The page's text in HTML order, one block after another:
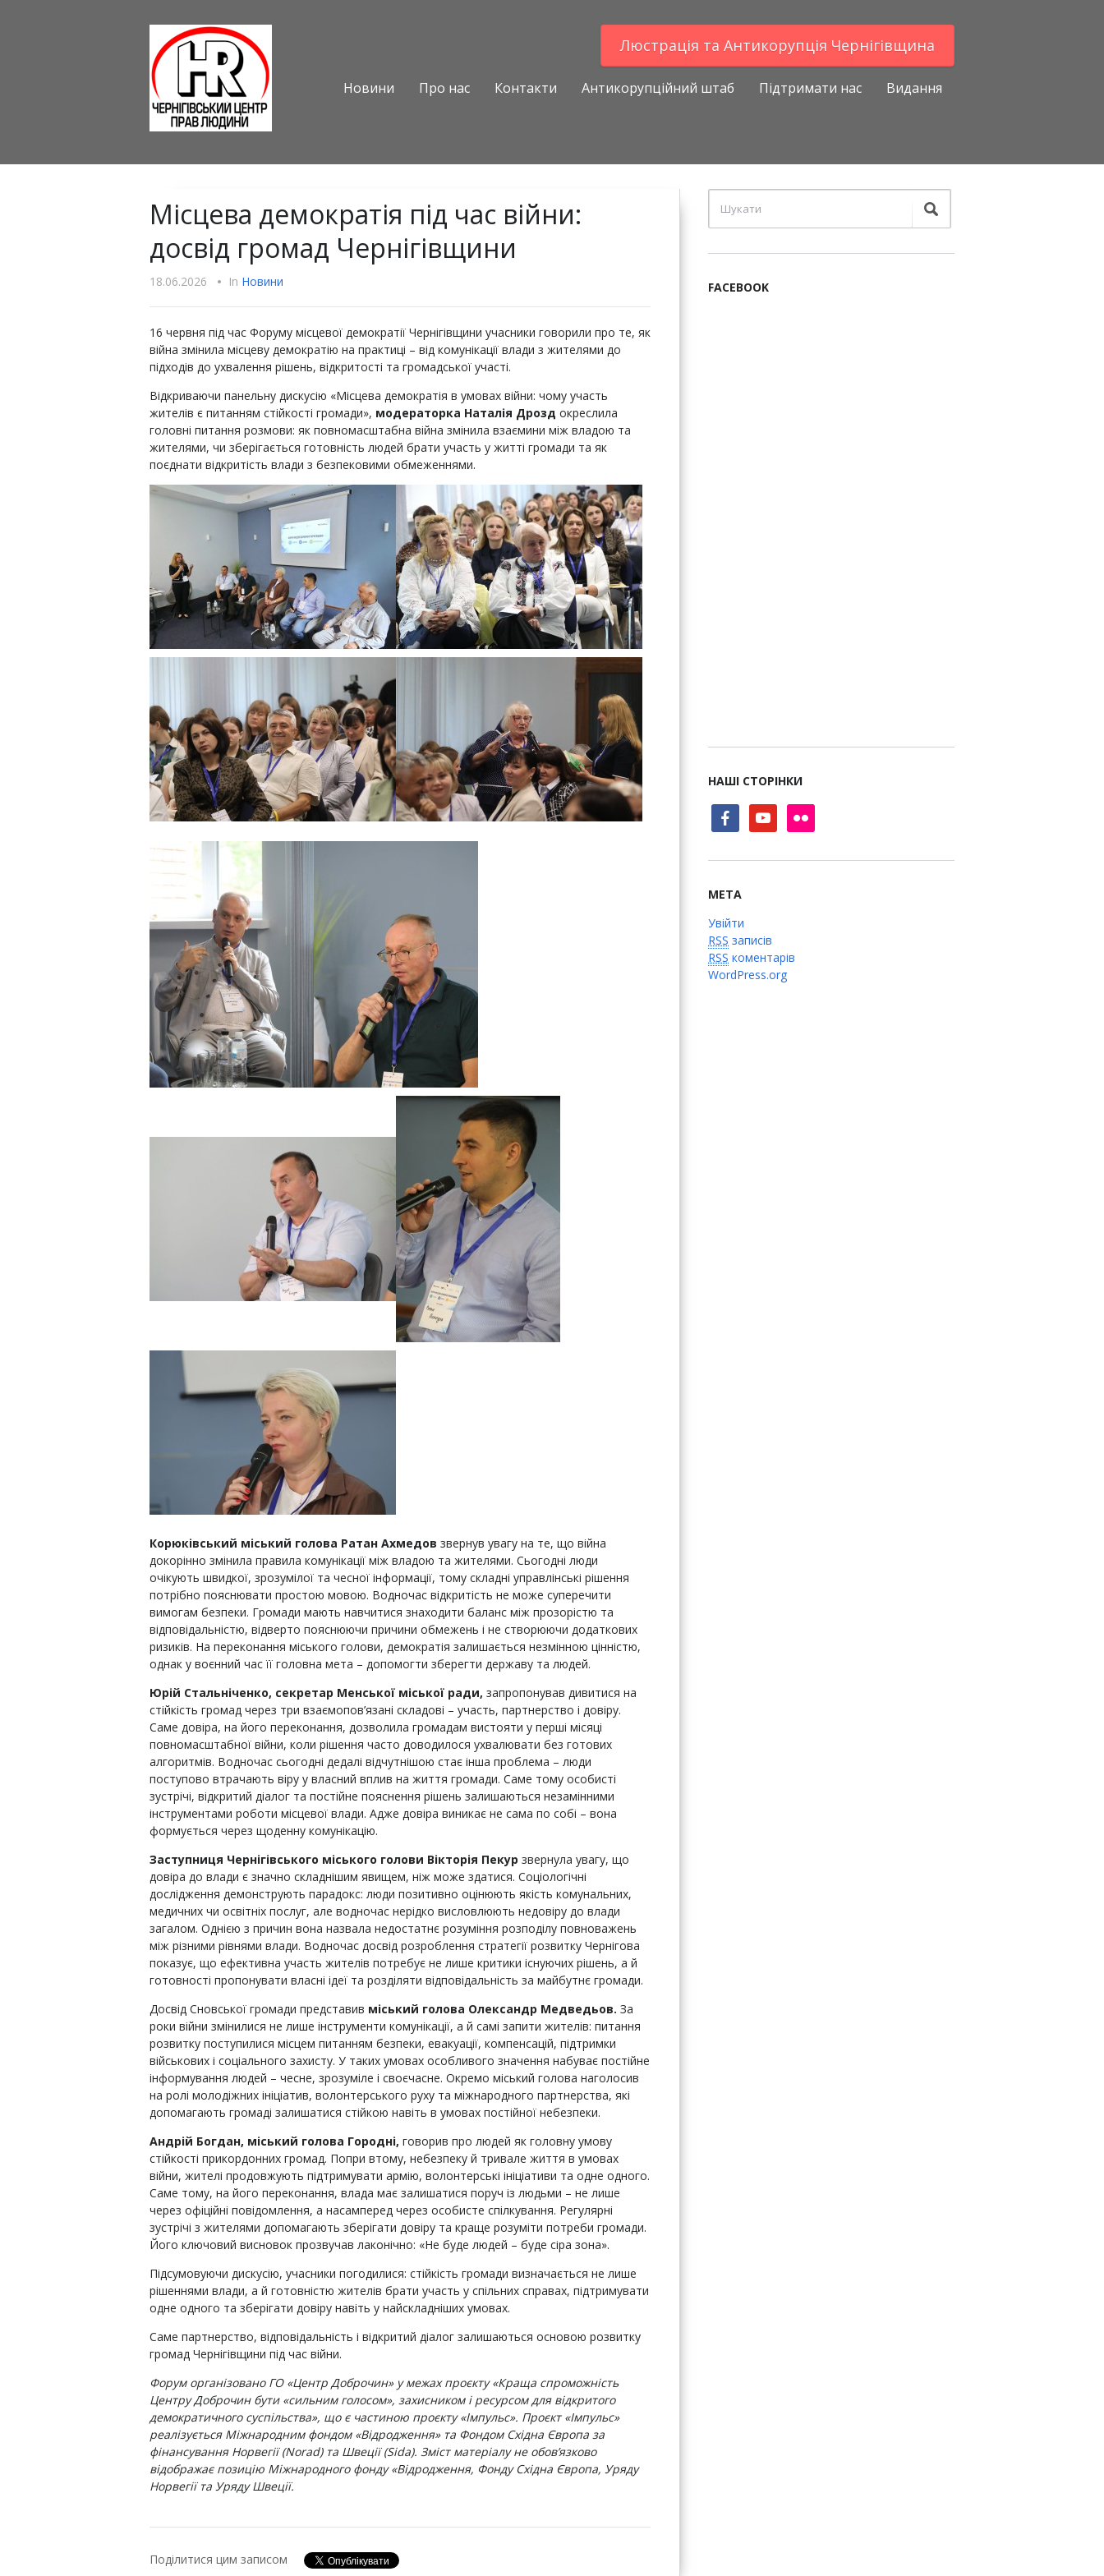
Люстрацiя та Антикорупцiя Чернігівщина
Новини Про нас Контакти Антикорупційний штаб Підтримати нас Видання
Місцева демократія під час війни:
досвід громад Чернігівщини
18.06.2026 • In Новини
16 червня під час Форуму місцевої демократії Чернігівщини учасники говорили про те, як
війна змінила місцеву демократію на практиці – від комунікації влади з жителями до
підходів до ухвалення рішень, відкритості та громадської участі.
Відкриваючи панельну дискусію «Місцева демократія в умовах війни: чому участь
жителів є питанням стійкості громади», модераторка Наталія Дрозд окреслила
головні питання розмови: як повномасштабна війна змінила взаємини між владою та
жителями, чи зберігається готовність людей брати участь у житті громади та як
поєднати відкритість влади з безпековими обмеженнями.
Корюківський міський голова Ратан Ахмедов звернув увагу на те, що війна
докорінно змінила правила комунікації між владою та жителями. Сьогодні люди
очікують швидкої, зрозумілої та чесної інформації, тому складні управлінські рішення
потрібно пояснювати простою мовою. Водночас відкритість не може суперечити
вимогам безпеки. Громади мають навчитися знаходити баланс між прозорістю та
відповідальністю, відверто пояснюючи причини обмежень і не створюючи додаткових
ризиків. На переконання міського голови, демократія залишається незмінною цінністю,
однак у воєнний час її головна мета – допомогти зберегти державу та людей.
Юрій Стальніченко, секретар Менської міської ради, запропонував дивитися на
стійкість громад через три взаємопов’язані складові – участь, партнерство і довіру.
Саме довіра, на його переконання, дозволила громадам вистояти у перші місяці
повномасштабної війни, коли рішення часто доводилося ухвалювати без готових
алгоритмів. Водночас сьогодні дедалі відчутнішою стає інша проблема – люди
поступово втрачають віру у власний вплив на життя громади. Саме тому особисті
зустрічі, відкритий діалог та постійне пояснення рішень залишаються незамінними
інструментами роботи місцевої влади. Адже довіра виникає не сама по собі – вона
формується через щоденну комунікацію.
Заступниця Чернігівського міського голови Вікторія Пекур звернула увагу, що
довіра до влади є значно складнішим явищем, ніж може здатися. Соціологічні
дослідження демонструють парадокс: люди позитивно оцінюють якість комунальних,
медичних чи освітніх послуг, але водночас нерідко висловлюють недовіру до влади
загалом. Однією з причин вона назвала недостатнє розуміння розподілу повноважень
між різними рівнями влади. Водночас досвід розроблення стратегії розвитку Чернігова
показує, що ефективна участь жителів потребує не лише критики існуючих рішень, а й
готовності пропонувати власні ідеї та розділяти відповідальність за майбутнє громади.
Досвід Сновської громади представив міський голова Олександр Медведьов. За
роки війни змінилися не лише інструменти комунікації, а й самі запити жителів: питання
розвитку поступилися місцем питанням безпеки, евакуації, компенсацій, підтримки
військових і соціального захисту. У таких умовах особливого значення набуває постійне
інформування людей – чесне, зрозуміле і своєчасне. Окремо міський голова наголосив
на ролі молодіжних ініціатив, волонтерського руху та міжнародного партнерства, які
допомагають громаді залишатися стійкою навіть в умовах постійної небезпеки.
Андрій Богдан, міський голова Городні, говорив про людей як головну умову
стійкості прикордонних громад. Попри втому, небезпеку й тривале життя в умовах
війни, жителі продовжують підтримувати армію, волонтерські ініціативи та одне одного.
Саме тому, на його переконання, влада має залишатися поруч із людьми – не лише
через офіційні повідомлення, а насамперед через особисте спілкування. Регулярні
зустрічі з жителями допомагають зберігати довіру та краще розуміти потреби громади.
Його ключовий висновок прозвучав лаконічно: «Не буде людей – буде сіра зона».
Підсумовуючи дискусію, учасники погодилися: стійкість громади визначається не лише
рішеннями влади, а й готовністю жителів брати участь у спільних справах, підтримувати
одне одного та зберігати довіру навіть у найскладніших умовах.
Саме партнерство, відповідальність і відкритий діалог залишаються основою розвитку
громад Чернігівщини під час війни.
Форум організовано ГО «Центр Доброчин» у межах проєкту «Краща спроможність
Центру Доброчин бути «сильним голосом», захисником і ресурсом для відкритого
демократичного суспільства», що є частиною проєкту «Імпульс». Проєкт «Імпульс»
реалізується Міжнародним фондом «Відродження» та Фондом Східна Європа за
фінансування Норвегії (Norad) та Швеції (Sida). Зміст матеріалу не обов’язково
відображає позицію Міжнародного фонду «Відродження, Фонду Східна Європа, Уряду
Норвегії та Уряду Швеції.
Поділитися цим записом
FACEBOOK
НАШІ СТОРІНКИ
facebookyoutube flickr
МЕТА
Увійти
RSS записів
RSS коментарів
WordPress.org